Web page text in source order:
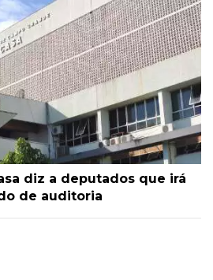
diz a deputados que irá
de auditoria